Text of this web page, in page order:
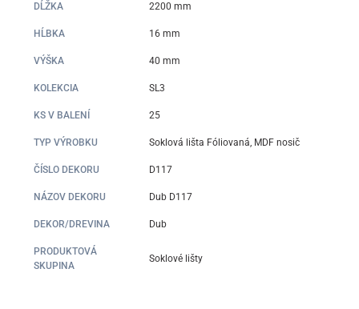
DĹŽKA 2200 mm
HĹBKA 16 mm
VÝŠKA 40 mm
KOLEKCIA SL3
KS V BALENÍ 25
TYP VÝROBKU Soklová lišta Fóliovaná, MDF nosič
ČÍSLO DEKORU D117
NÁZOV DEKORU Dub D117
DEKOR/DREVINA Dub
PRODUKTOVÁ
SKUPINA
Soklové lišty